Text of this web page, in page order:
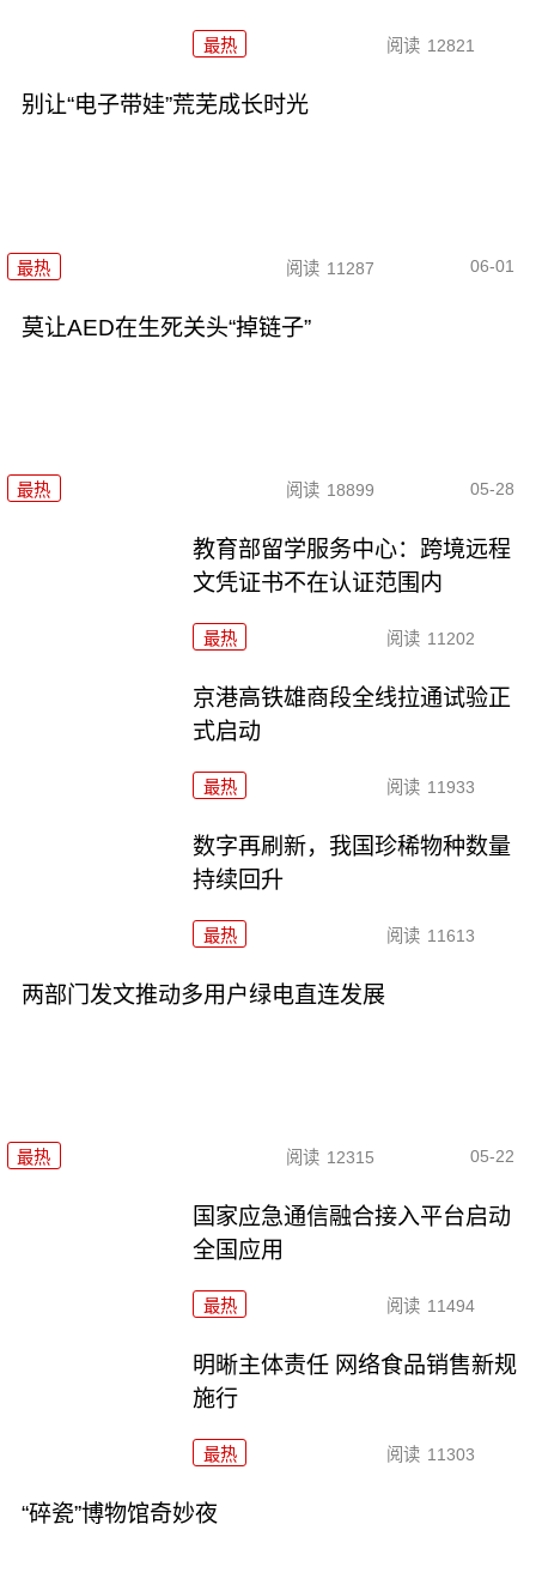
最热 阅读 12821
别让“电子带娃”荒芜成长时光
最热 阅读 11287 06-01
莫让AED在生死关头“掉链子”
最热 阅读 18899 05-28
教育部留学服务中心：跨境远程
文凭证书不在认证范围内
最热 阅读 11202
京港高铁雄商段全线拉通试验正
式启动
最热 阅读 11933
数字再刷新，我国珍稀物种数量
持续回升
最热 阅读 11613
两部门发文推动多用户绿电直连发展
最热 阅读 12315 05-22
国家应急通信融合接入平台启动
全国应用
最热 阅读 11494
明晰主体责任 网络食品销售新规
施行
最热 阅读 11303
“碎瓷”博物馆奇妙夜